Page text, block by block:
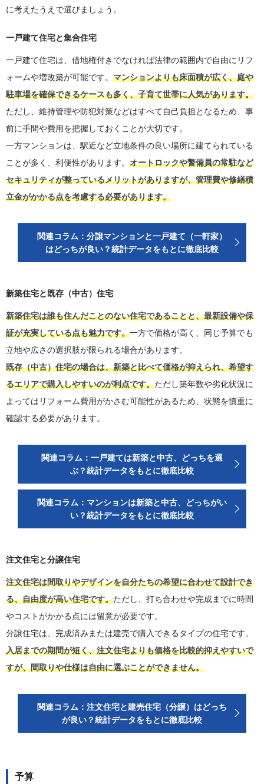
に考えたうえで選びましょう。
一戸建て住宅と集合住宅
一戸建て住宅は、借地権付きでなければ法律の範囲内で自由にリフ
ォームや増改築が可能です。 マンションよりも床面積が広く、庭や
駐車場を確保できるケースも多く、子育て世帯に人気があります。
ただし、維持管理や防犯対策などはすべて自己負担となるため、事
前に手間や費用を把握しておくことが大切です。
一方マンションは、駅近など立地条件の良い場所に建てられている
ことが多く、利便性があります。 オートロックや警備員の常駐など
セキュリティが整っているメリットがありますが、管理費や修繕積
立金がかかる点を考慮する必要があります。
関連コラム：分譲マンションと一戸建て（一軒家）
はどっちが良い？統計データをもとに徹底比較
新築住宅と既存（中古）住宅
新築住宅は誰も住んだことのない住宅であることと、最新設備や保
証が充実している点も魅力です。一方で価格が高く、同じ予算でも
立地や広さの選択肢が限られる場合があります。
既存（中古）住宅の場合は、新築と比べて価格が抑えられ、希望す
るエリアで購入しやすいのが利点です。ただし築年数や劣化状況に
よってはリフォーム費用がかさむ可能性があるため、状態を慎重に
確認する必要があります。
関連コラム：一戸建ては新築と中古、どっちを選
ぶ？統計データをもとに徹底比較
関連コラム：マンションは新築と中古、どっちがい
い？統計データをもとに徹底比較
注文住宅と分譲住宅
注文住宅は間取りやデザインを自分たちの希望に合わせて設計でき
る、自由度が高い住宅です。ただし、打ち合わせや完成までに時間
やコストがかかる点には留意が必要です。
分譲住宅は、完成済みまたは建売で購入できるタイプの住宅です。
入居までの期間が短く、注文住宅よりも価格を比較的抑えやすいで
すが、間取りや仕様は自由に選ぶことができません。
関連コラム：注文住宅と建売住宅（分譲）はどっち
が良い？統計データをもとに徹底比較
予算